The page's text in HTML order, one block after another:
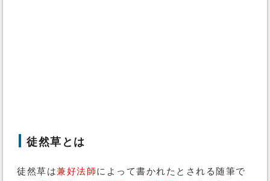
徒然草とは
徒然草は兼好法師によって書かれたとされる随筆で